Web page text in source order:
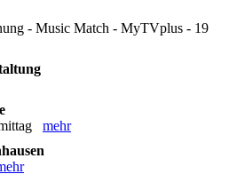
- Music Match - MyTVplus - 19
mehr